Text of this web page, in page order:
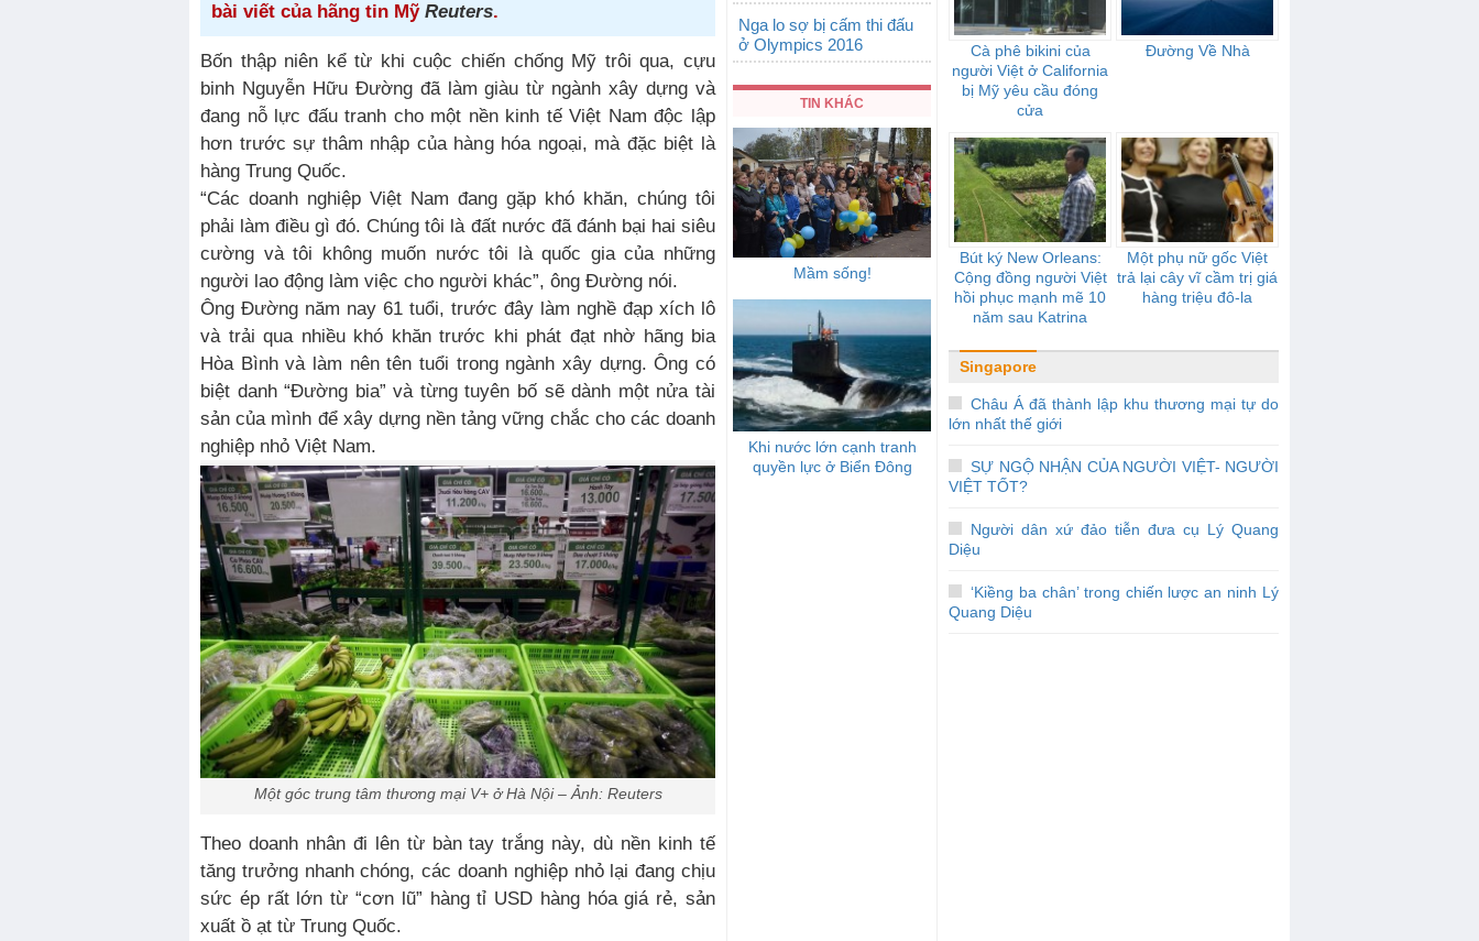
bài viết của hãng tin Mỹ Reuters.
Bốn thập niên kể từ khi cuộc chiến chống Mỹ trôi qua, cựu
binh Nguyễn Hữu Đường đã làm giàu từ ngành xây dựng và
đang nỗ lực đấu tranh cho một nền kinh tế Việt Nam độc lập
hơn trước sự thâm nhập của hàng hóa ngoại, mà đặc biệt là
hàng Trung Quốc.
“Các doanh nghiệp Việt Nam đang gặp khó khăn, chúng tôi
phải làm điều gì đó. Chúng tôi là đất nước đã đánh bại hai siêu
cường và tôi không muốn nước tôi là quốc gia của những
người lao động làm việc cho người khác”, ông Đường nói.
Ông Đường năm nay 61 tuổi, trước đây làm nghề đạp xích lô
và trải qua nhiều khó khăn trước khi phát đạt nhờ hãng bia
Hòa Bình và làm nên tên tuổi trong ngành xây dựng. Ông có
biệt danh “Đường bia” và từng tuyên bố sẽ dành một nửa tài
sản của mình để xây dựng nền tảng vững chắc cho các doanh
nghiệp nhỏ Việt Nam.
Một góc trung tâm thương mại V+ ở Hà Nội – Ảnh: Reuters
Theo doanh nhân đi lên từ bàn tay trắng này, dù nền kinh tế
tăng trưởng nhanh chóng, các doanh nghiệp nhỏ lại đang chịu
sức ép rất lớn từ “cơn lũ” hàng tỉ USD hàng hóa giá rẻ, sản
xuất ồ ạt từ Trung Quốc.
Nga lo sợ bị cấm thi đấu
ở Olympics 2016
TIN KHÁC
Mầm sống!
Khi nước lớn cạnh tranh
quyền lực ở Biển Đông
Cà phê bikini của
người Việt ở California
bị Mỹ yêu cầu đóng
cửa
Đường Về Nhà
Bút ký New Orleans:
Cộng đồng người Việt
hồi phục mạnh mẽ 10
năm sau Katrina
Một phụ nữ gốc Việt
trả lại cây vĩ cầm trị giá
hàng triệu đô-la
Singapore
Châu Á đã thành lập khu thương mại tự do
lớn nhất thế giới
SỰ NGỘ NHẬN CỦA NGƯỜI VIỆT- NGƯỜI
VIỆT TỐT?
Người dân xứ đảo tiễn đưa cụ Lý Quang
Diệu
‘Kiềng ba chân’ trong chiến lược an ninh Lý
Quang Diệu